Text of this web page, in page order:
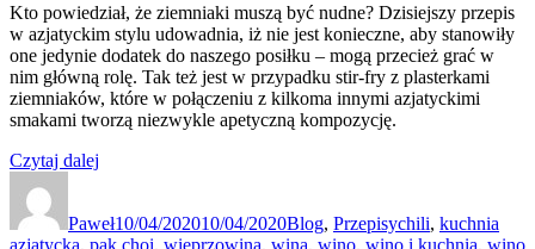
Kto powiedział, że ziemniaki muszą być nudne? Dzisiejszy przepis
w azjatyckim stylu udowadnia, iż nie jest konieczne, aby stanowiły
one jedynie dodatek do naszego posiłku – mogą przecież grać w
nim główną rolę. Tak też jest w przypadku stir-fry z plasterkami
ziemniaków, które w połączeniu z kilkoma innymi azjatyckimi
smakami tworzą niezwykle apetyczną kompozycję.
Czytaj dalej
z
ziemniakami,
Paweł10/04/202010/04/2020Blog, Przepisychili, kuchnia
azjatycka, pak choi, wieprzowina, wina, wino, wino i kuchnia, wino